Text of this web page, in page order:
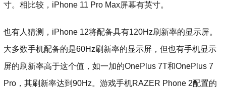
寸。相比较，iPhone 11 Pro Max屏幕有英寸。
也有人猜测，iPhone 12将配备具有120Hz刷新率的显示屏。
大多数手机配备的是60Hz刷新率的显示屏，但也有手机显示
屏的刷新率高于这个值，如一加的OnePlus 7T和OnePlus 7
Pro，其刷新率达到90Hz。游戏手机RAZER Phone 2配置的